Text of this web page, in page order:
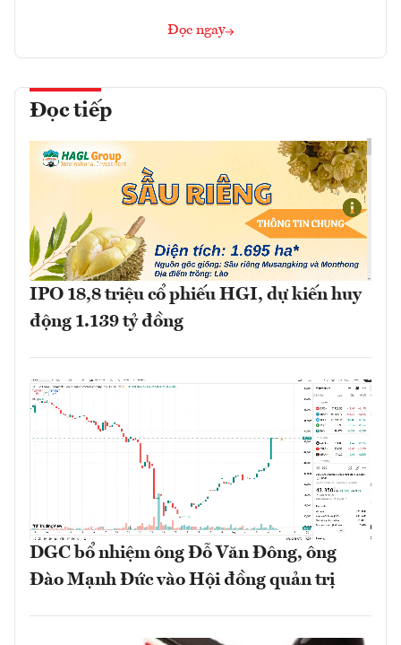
Đọc ngay
Đọc tiếp
IPO 18,8 triệu cổ phiếu HGI, dự kiến huy
động 1.139 tỷ đồng
DGC bổ nhiệm ông Đỗ Văn Đông, ông
Đào Mạnh Đức vào Hội đồng quản trị